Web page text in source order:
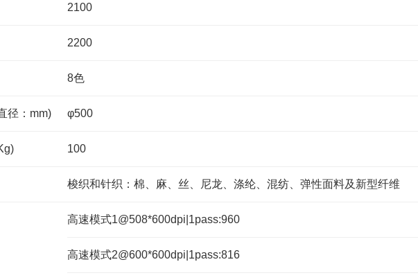
2100
2200
8色
径：mm) φ500
100
梭织和针织：棉、麻、丝、尼龙、涤纶、混纺、弹性面料及新型纤维
高速模式1@508*600dpi|1pass:960
高速模式2@600*600dpi|1pass:816